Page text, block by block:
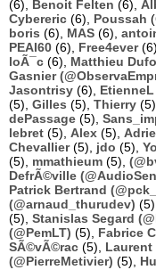
(6), Benoit Felten (6),
Cybereric (6), Poussah
boris (6), MAS (6),
PEAI60 (6), Free4ever
loÃ¯c (6), Matthieu
Gasnier
Jasontrisy (6), EtienneL
(5), Gilles (5), Thierry (5),
dePassage (5),
lebret (5), Alex (5),
Chevallier(5), jdo (5),
(5), mmathieum (5),
DefrÃ©ville
Patrick Bertrand
(@arnaud_thurudev) (5),
(5), Stanislas Segard
(@PemLT) (5), Fabrice
SÃ©vÃ©rac (5), Laurent
(@PierreMetivier) (5),